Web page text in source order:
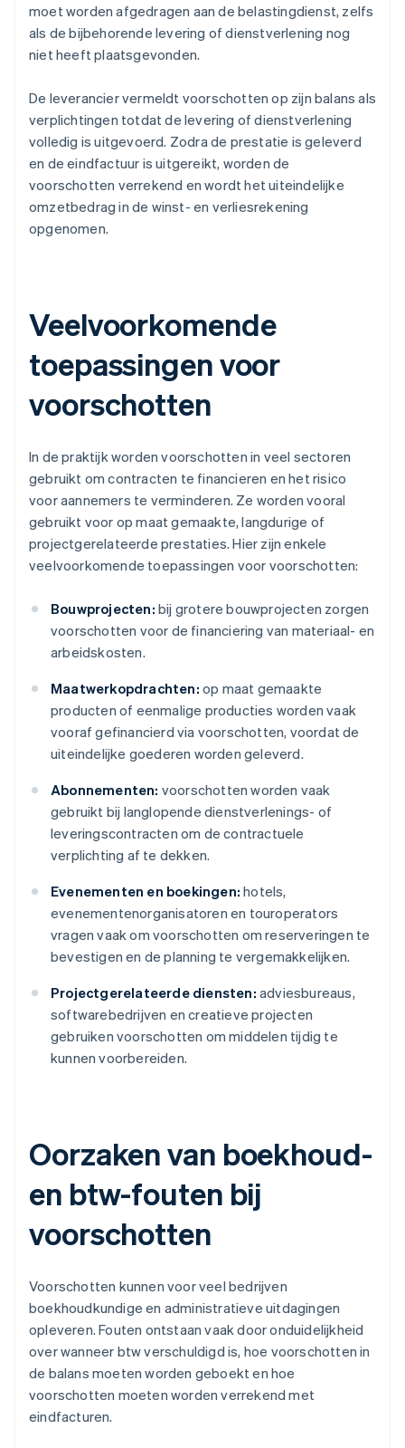
moet worden afgedragen aan de belastingdienst, zelfs
als de bijbehorende levering of dienstverlening nog
niet heeft plaatsgevonden.
De leverancier vermeldt voorschotten op zijn balans als
verplichtingen totdat de levering of dienstverlening
volledig is uitgevoerd. Zodra de prestatie is geleverd
en de eindfactuur is uitgereikt, worden de
voorschotten verrekend en wordt het uiteindelijke
omzetbedrag in de winst- en verliesrekening
opgenomen.
Veelvoorkomende
toepassingen voor
voorschotten
In de praktijk worden voorschotten in veel sectoren
gebruikt om contracten te financieren en het risico
voor aannemers te verminderen. Ze worden vooral
gebruikt voor op maat gemaakte, langdurige of
projectgerelateerde prestaties. Hier zijn enkele
veelvoorkomende toepassingen voor voorschotten:
Bouwprojecten: bij grotere bouwprojecten zorgen
voorschotten voor de financiering van materiaal- en
arbeidskosten.
Maatwerkopdrachten: op maat gemaakte
producten of eenmalige producties worden vaak
vooraf gefinancierd via voorschotten, voordat de
uiteindelijke goederen worden geleverd.
Abonnementen: voorschotten worden vaak
gebruikt bij langlopende dienstverlenings- of
leveringscontracten om de contractuele
verplichting af te dekken.
Evenementen en boekingen: hotels,
evenementenorganisatoren en touroperators
vragen vaak om voorschotten om reserveringen te
bevestigen en de planning te vergemakkelijken.
Projectgerelateerde diensten: adviesbureaus,
softwarebedrijven en creatieve projecten
gebruiken voorschotten om middelen tijdig te
kunnen voorbereiden.
Oorzaken van boekhoud-
en btw-fouten bij
voorschotten
Voorschotten kunnen voor veel bedrijven
boekhoudkundige en administratieve uitdagingen
opleveren. Fouten ontstaan vaak door onduidelijkheid
over wanneer btw verschuldigd is, hoe voorschotten in
de balans moeten worden geboekt en hoe
voorschotten moeten worden verrekend met
eindfacturen.